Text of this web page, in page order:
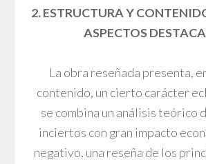
2. ESTRUCTURA Y
ASPECTOS
La obra reseñada presenta,
contenido, un cierto carácter
se combina un análisis teórico
inciertos con gran impacto
negativo, una reseña de los